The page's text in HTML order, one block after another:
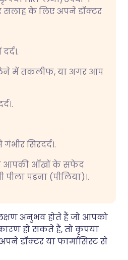
के लिए अपने डॉक्टर
में तकलीफ, या अगर आप
सिरदर्द।.
आपकी आँखों के सफेद
पीला पड़ना (पीलिया)।.
अनुभव होते हैं जो आपको
हो सकते हैं, तो कृपया
डॉक्टर या फार्मासिस्ट से